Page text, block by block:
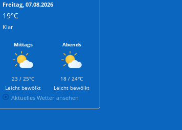
Freitag, 07.08.2026
19°C
Klar
Mittags
23 / 25°C
Leicht bewölkt
Abends
18 / 24°C
Leicht bewölkt
Aktuelles Wetter ansehen